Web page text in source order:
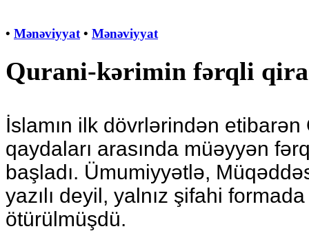
• Mənəviyyat • Mənəviyyat
Qurani-kərimin fərqli
İslamın ilk dövrlərindən etibarən
qaydaları arasında müəyyən
başladı. Ümumiyyətlə,
yazılı deyil, yalnız şifahi
ötürülmüşdü.